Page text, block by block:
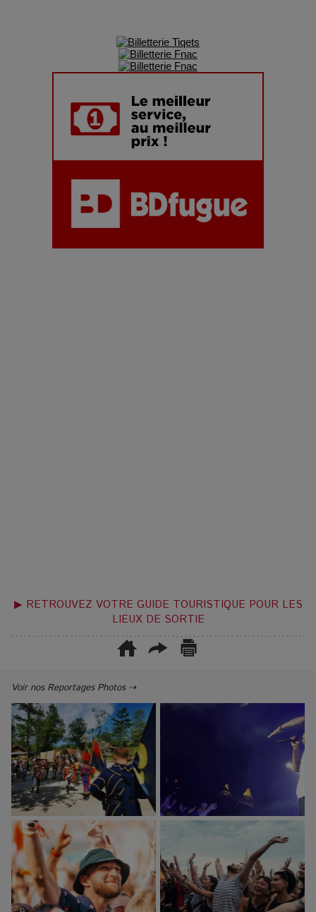
▶ RETROUVEZ VOTRE GUIDE TOURISTIQUE POUR LES
LIEUX DE SORTIE
Voir nos Reportages Photos ⇢